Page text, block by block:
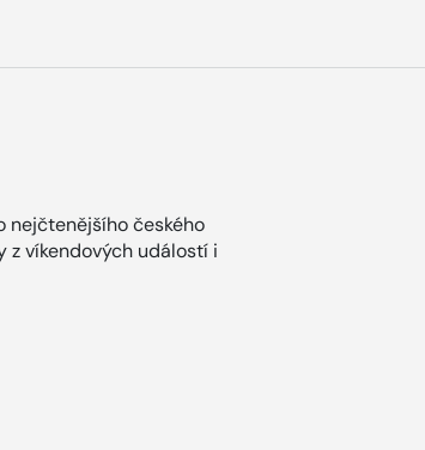
nejčtenějšího českého
z víkendových událostí i